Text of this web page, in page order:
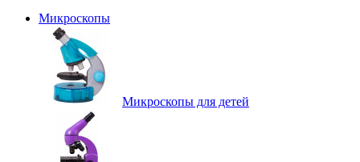
Микроскопы
Микроскопы для детей